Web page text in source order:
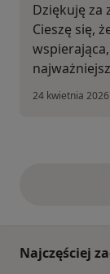
Dziękuję za
Cieszę się,
24 kwietnia 2026
Najczęściej